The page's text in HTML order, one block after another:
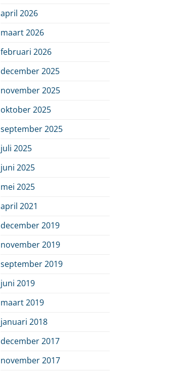
april 2026
maart 2026
februari 2026
december 2025
november 2025
oktober 2025
september 2025
juli 2025
juni 2025
mei 2025
april 2021
december 2019
november 2019
september 2019
juni 2019
maart 2019
januari 2018
december 2017
november 2017